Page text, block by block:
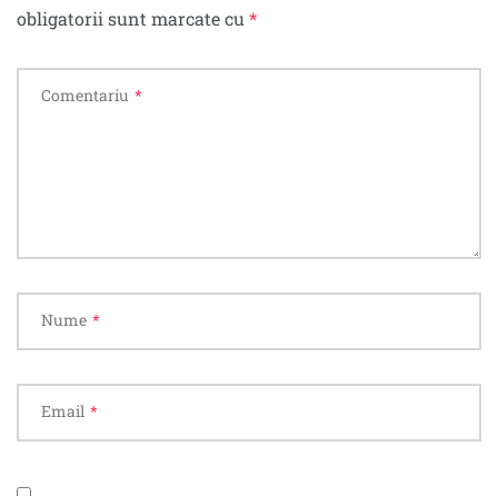
obligatorii sunt marcate cu *
Comentariu *
Nume *
Email *